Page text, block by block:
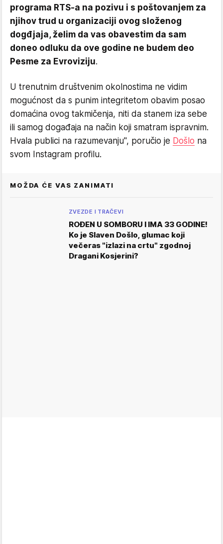
programa RTS-a na pozivu i s poštovanjem za
njihov trud u organizaciji ovog složenog
dogđjaja, želim da vas obavestim da sam
doneo odluku da ove godine ne budem deo
Pesme za Evroviziju.
U trenutnim društvenim okolnostima ne vidim
mogućnost da s punim integritetom obavim posao
domaćina ovog takmičenja, niti da stanem iza sebe
ili samog događaja na način koji smatram ispravnim.
Hvala publici na razumevanju", poručio je Došlo na
svom Instagram profilu.
MOŽDA ĆE VAS ZANIMATI
ZVEZDE I TRAČEVI
ROĐEN U SOMBORU I IMA 33 GODINE!
Ko je Slaven Došlo, glumac koji
večeras "izlazi na crtu" zgodnoj
Dragani Kosjerini?